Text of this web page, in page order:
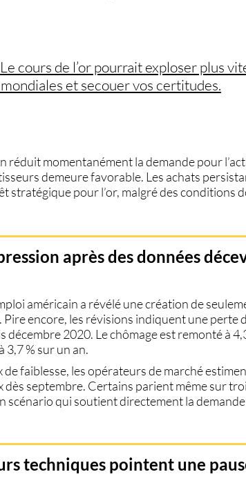
Le cours de l’or pourrait exploser plus
et secouer vos certitudes.
réduit momentanément la demande pour
demeure favorable. Les achats
stratégique pour l’or, malgré des conditions
après des données
américain a révélé une création de
Pire encore, les révisions indiquent une perte
2020. Le chômage est remonté à
3,7 % sur un an.
de faiblesse, les opérateurs de marché
dès septembre. Certains parient même sur
scénario qui soutient directement la
techniques pointent une